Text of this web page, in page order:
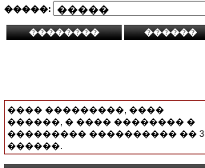
�����:
���� ���������, ����
������, � ���� �������� �
��������� ���������� �� 3
������.